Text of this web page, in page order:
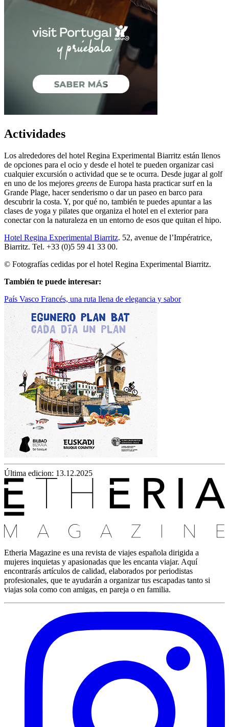
Actividades
Los alrededores del hotel Regina Experimental Biarritz están llenos
de opciones para el ocio y desde el hotel te pueden organizar casi
cualquier excursión o actividad que se te ocurra. Desde jugar al golf
en uno de los mejores greens de Europa hasta practicar surf en la
Grande Plage, hacer senderismo o dar un paseo en barco para
descubrir la costa. Y, por qué no, también te puedes apuntar a las
clases de yoga y pilates que organiza el hotel en el exterior para
conectar con la naturaleza en un entorno de esos que quitan el hipo.
Hotel Regina Experimental Biarritz. 52, avenue de l’Impératrice,
Biarritz. Tel. +33 (0)5 59 41 33 00.
© Fotografías cedidas por el hotel Regina Experimental Biarritz.
También te puede interesar:
País Vasco Francés, una ruta llena de elegancia y sabor
Última edicion: 13.12.2025
Etheria Magazine es una revista de viajes española dirigida a
mujeres inquietas y apasionadas que les encanta viajar. Aquí
encontrarás artículos de calidad, elaborados por periodistas
profesionales, que te ayudarán a organizar tus escapadas tanto si
viajas sola como con amigas, en pareja o en familia.